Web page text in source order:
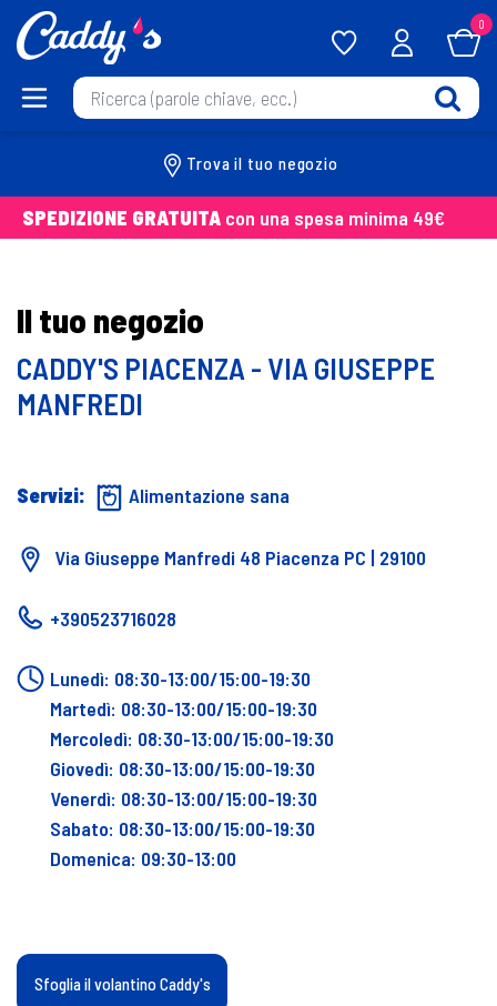
0
Trova il tuo negozio
SPEDIZIONE GRATUITA con una spesa minima 49€
Il tuo negozio
CADDY'S PIACENZA - VIA GIUSEPPE
MANFREDI
Servizi: Alimentazione sana
Via Giuseppe Manfredi 48 Piacenza PC | 29100
+390523716028
Lunedì: 08:30-13:00/15:00-19:30
Martedì: 08:30-13:00/15:00-19:30
Mercoledì: 08:30-13:00/15:00-19:30
Giovedì: 08:30-13:00/15:00-19:30
Venerdì: 08:30-13:00/15:00-19:30
Sabato: 08:30-13:00/15:00-19:30
Domenica: 09:30-13:00
Sfoglia il volantino Caddy's